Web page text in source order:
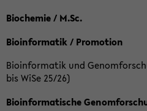
Biochemie / M.Sc.
Bioinformatik / Promotion
Bioinformatik und
bis WiSe 25/26)
Bioinformatische